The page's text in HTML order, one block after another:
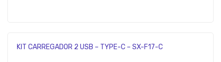
KIT CARREGADOR 2 USB – TYPE-C – SX-F17-C